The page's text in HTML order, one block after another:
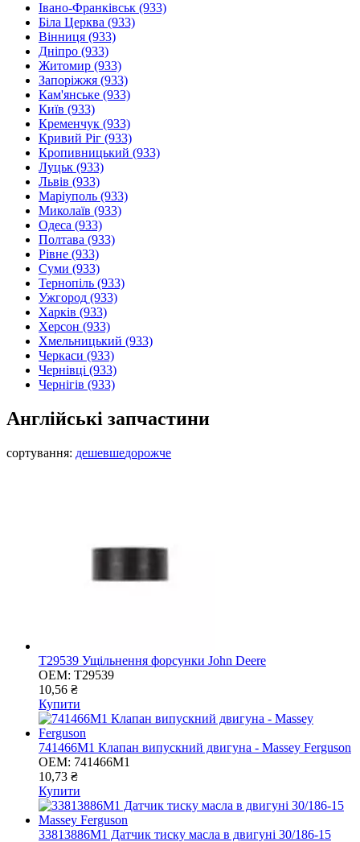
Івано-Франківськ (933)
Біла Церква (933)
Вінниця (933)
Дніпро (933)
Житомир (933)
Запоріжжя (933)
Кам'янське (933)
Київ (933)
Кременчук (933)
Кривий Ріг (933)
Кропивницький (933)
Луцьк (933)
Львів (933)
Маріуполь (933)
Миколаїв (933)
Одеса (933)
Полтава (933)
Рівне (933)
Суми (933)
Тернопіль (933)
Ужгород (933)
Харків (933)
Херсон (933)
Хмельницький (933)
Черкаси (933)
Чернівці (933)
Чернігів (933)
Англійські запчастини
сортування: дешевшедорожче
T29539 Ущільнення форсунки John Deere
OEM: T29539
10,56 ₴
Купити
741466M1 Клапан випускний двигуна - Massey Ferguson
OEM: 741466M1
10,73 ₴
Купити
33813886M1 Датчик тиску масла в двигуні 30/186-15